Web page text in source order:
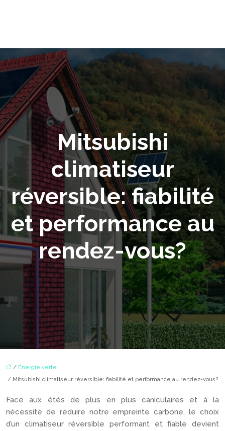
Mitsubishi
climatiseur
réversible: fiabilité
et performance au
rendez-vous?
/ Énergie verte
/ Mitsubishi climatiseur réversible: fiabilité et performance au rendez-vous?
Face aux étés de plus en plus caniculaires et à la
nécessité de réduire notre empreinte carbone, le choix
d’un climatiseur réversible performant et fiable devient